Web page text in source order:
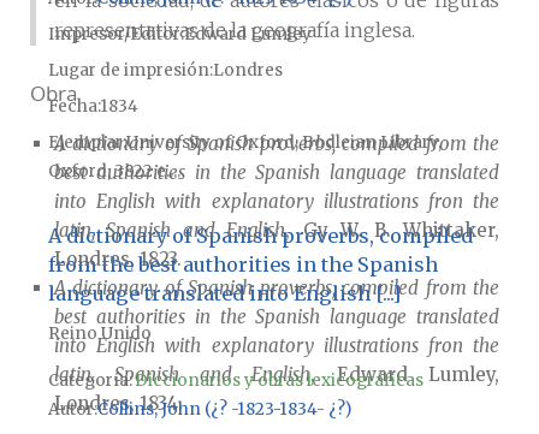
representativas de la geografía inglesa.
Obra
A dictionary of Spanish proverbs, compiled from the
best authorities in the Spanish language translated
into English with explanatory illustrations fron the
latin, Spanish and English, Gy W. B. Whittaker,
Londres, 1823.
A dictionary of Spanish proverbs, compiled from the
best authorities in the Spanish language translated
into English with explanatory illustrations fron the
latin, Spanish and English, Edward Lumley,
Londres, 1834.
Impresor/EditorEdward Lumley
Lugar de impresiónLondres
Fecha1834
EjemplarUniversity of Oxford, Bodleian Library,
Oxford, 3822 e....
A dictionary of Spanish proverbs, compiled
from the best authorities in the Spanish
language translated into English [...]
Reino Unido
Categoría:Diccionarios y obras lexicográficas
AutorCollins, John (¿? -1823-1834- ¿?)